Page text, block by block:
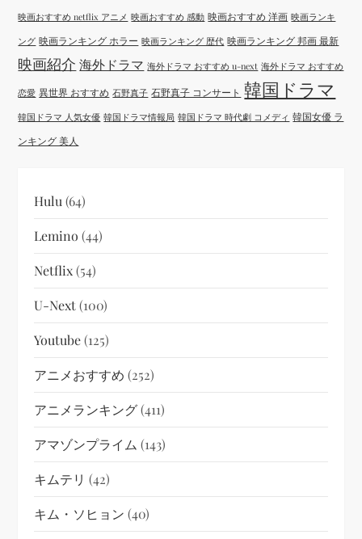
映画おすすめ netflix アニメ 映画おすすめ 感動 映画おすすめ 洋画 映画ランキ
ング 映画ランキング ホラー 映画ランキング 歴代 映画ランキング 邦画 最新
映画紹介 海外ドラマ 海外ドラマ おすすめ u-next 海外ドラマ おすすめ
恋愛 異世界 おすすめ 石野真子 石野真子 コンサート 韓国ドラマ
韓国ドラマ 人気女優 韓国ドラマ情報局 韓国ドラマ 時代劇 コメディ 韓国女優 ラ
ンキング 美人
Hulu (64)
Lemino (44)
Netflix(54)
U-Next(100)
Youtube(125)
アニメおすすめ (252)
アニメランキング(411)
アマゾンプライム (143)
キムテリ (42)
キム・ソヒョン (40)